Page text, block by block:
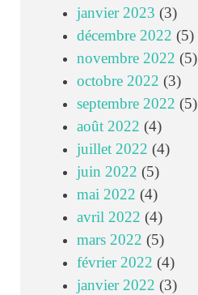
janvier 2023 (3)
décembre 2022 (5)
novembre 2022 (5)
octobre 2022 (3)
septembre 2022 (5)
août 2022 (4)
juillet 2022 (4)
juin 2022 (5)
mai 2022 (4)
avril 2022 (4)
mars 2022 (5)
février 2022 (4)
janvier 2022 (3)